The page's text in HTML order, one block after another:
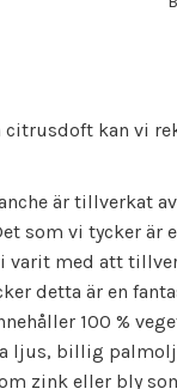
citrusdoft kan vi
är tillverkat
som vi tycker är
varit med att
detta är en
100 %
ljus, billig
zink eller bly